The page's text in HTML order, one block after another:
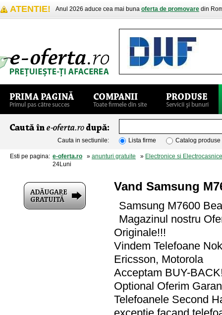
ATENTIE! Anul 2026 aduce cea mai buna oferta de promovare din
Cauta in sectiunile: Lista firme Catalog produse
Esti pe pagina: e-oferta.ro » anunturi gratuite » Electronice si Electrocasnice
24Luni
Vand Samsung
Samsung M7600
Magazinul nostru
Originale!!!
Vindem Telefoane
Ericsson, Motorola
Acceptam BUY-
Optional Oferim
Telefoanele Second